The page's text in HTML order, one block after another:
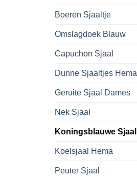
Boeren Sjaaltje
Omslagdoek Blauw
Capuchon Sjaal
Dunne Sjaaltjes Hema
Geruite Sjaal Dames
Nek Sjaal
Koningsblauwe Sjaal
Koelsjaal Hema
Peuter Sjaal